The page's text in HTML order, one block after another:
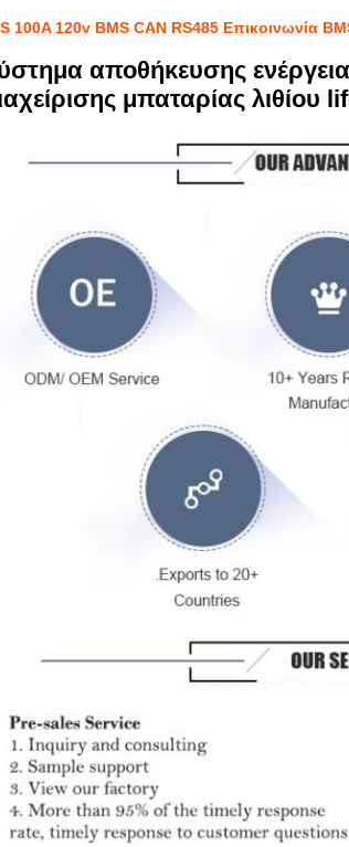
100A 120v BMS CAN RS485 Επικοινωνία
αποθήκευσης
μπαταρίας λιθίου